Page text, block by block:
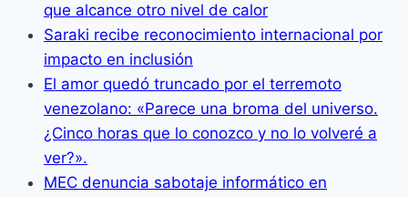
que alcance otro nivel de calor
Saraki recibe reconocimiento internacional por
impacto en inclusión
El amor quedó truncado por el terremoto
venezolano: «Parece una broma del universo.
¿Cinco horas que lo conozco y no lo volveré a
ver?».
MEC denuncia sabotaje informático en